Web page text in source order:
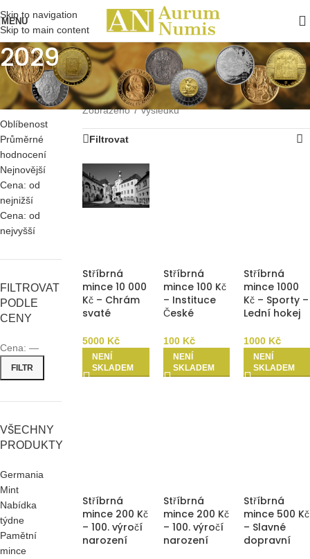
Skip to navigation
Skip to main content
MENU
2029
SEŘADIT
PODLE
Oblíbenost
Průměrné
hodnocení
Nejnovější
Cena: od
nejnižší
Cena: od
nejvyšší
FILTROVAT
PODLE
CENY
FILTR
Cena: —
VŠECHNY
PRODUKTY
Germania
Mint
Nabídka
týdne
Pamětní
mince
Domů Pamětní mince ČR/Stříbrné/2021 - 2030/
2029
Zobrazeno 7 výsledků
Filtrovat
Stříbrná
mince 10 000
Kč – Chrám
svaté
Kutné Hoře
2029 b.k.
REZERVAČNÍ
ZÁLOHA
5000 Kč
NENÍ
SKLADEM
Stříbrná
mince 100 Kč
– Instituce
České
Český
statistický
úřad 2029
Proof
100 Kč
NENÍ
SKLADEM
Stříbrná
mince 1000
Kč – Sporty –
Lední hokej
REZERVAČNÍ
ZÁLOHA
1000 Kč
NENÍ
SKLADEM
Stříbrná
mince 200 Kč
– 100. výročí
narození
Stříbrná
mince 200 Kč
– 100. výročí
narození
Stříbrná
mince 500 Kč
– Slavné
dopravní